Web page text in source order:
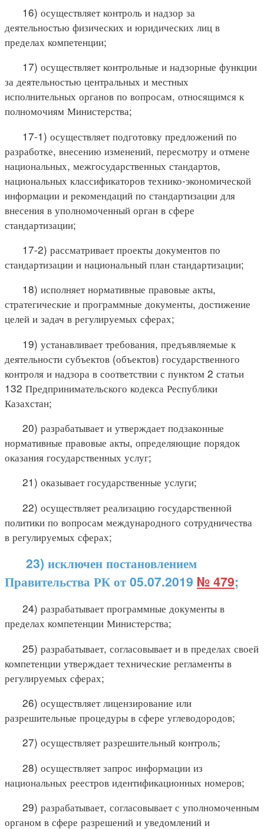
16) осуществляет контроль и надзор за
деятельностью физических и юридических лиц в
пределах компетенции;
17) осуществляет контрольные и надзорные функции
за деятельностью центральных и местных
исполнительных органов по вопросам, относящимся к
полномочиям Министерства;
17-1) осуществляет подготовку предложений по
разработке, внесению изменений, пересмотру и отмене
национальных, межгосударственных стандартов,
национальных классификаторов технико-экономической
информации и рекомендаций по стандартизации для
внесения в уполномоченный орган в сфере
стандартизации;
17-2) рассматривает проекты документов по
стандартизации и национальный план стандартизации;
18) исполняет нормативные правовые акты,
стратегические и программные документы, достижение
целей и задач в регулируемых сферах;
19) устанавливает требования, предъявляемые к
деятельности субъектов (объектов) государственного
контроля и надзора в соответствии с пунктом 2 статьи
132 Предпринимательского кодекса Республики
Казахстан;
20) разрабатывает и утверждает подзаконные
нормативные правовые акты, определяющие порядок
оказания государственных услуг;
21) оказывает государственные услуги;
22) осуществляет реализацию государственной
политики по вопросам международного сотрудничества
в регулируемых сферах;
23) исключен постановлением
Правительства РК от 05.07.2019 № 479;
24) разрабатывает программные документы в
пределах компетенции Министерства;
25) разрабатывает, согласовывает и в пределах своей
компетенции утверждает технические регламенты в
регулируемых сферах;
26) осуществляет лицензирование или
разрешительные процедуры в сфере углеводородов;
27) осуществляет разрешительный контроль;
28) осуществляет запрос информации из
национальных реестров идентификационных номеров;
29) разрабатывает, согласовывает с уполномоченным
органом в сфере разрешений и уведомлений и